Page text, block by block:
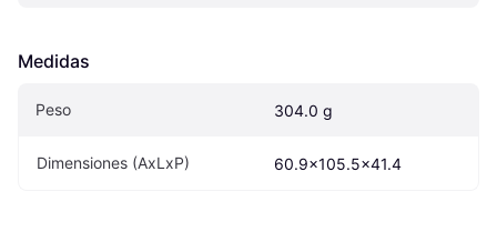
Medidas
Peso 304.0 g
Dimensiones (AxLxP) 60.9x105.5x41.4